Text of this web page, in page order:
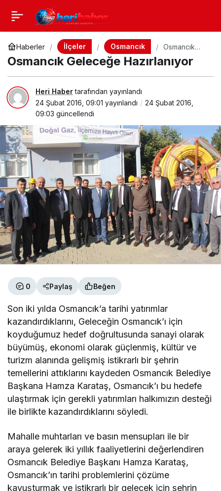
Haberler İlçeler Osmancık
Osmancık
Hazırlanıyor
Osmancık Geleceğe Hazırlanıyor
Heri Habertarafından yayınlandı
24 Şubat 2016, 09:01 yayınlandı
24 Şubat 2016,
09:03 güncellendi
0 Paylaş Beğen
Son iki yılda Osmancık’a tarihi yatırımlar
kazandırdıklarını, Geleceğin Osmancık’ı için
koyduğumuz hedef doğrultusunda sanayi olarak
büyümüş, ekonomi olarak güçlenmiş, kültür ve
turizm alanında gelişmiş istikrarlı bir şehrin
temellerini attıklarını kaydeden Osmancık Belediye
Başkana Hamza Karataş, Osmancık’ı bu hedefe
ulaştırmak için gerekli yatırımları halkımızın desteği
ile birlikte kazandırdıklarını söyledi.
Mahalle muhtarları ve basın mensupları ile bir
araya gelerek iki yıllık faaliyetlerini değerlendiren
Osmancık Belediye Başkanı Hamza Karataş,
Osmancık’ın tarihi problemlerini çözüme
kavuşturmak ve istikrarlı bir gelecek için şehrin